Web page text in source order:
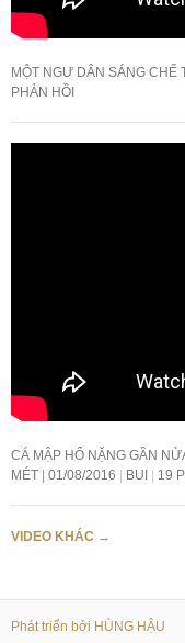
MỘT NGƯ DÂN SÁNG CHẾ
PHẢN HỒI
CÁ MẬP HỔ NẶNG GẦN
MÉT
01/08/2016 BUI 19
VIDEO KHÁC →
Phát triển bởi HÙNG HẬU